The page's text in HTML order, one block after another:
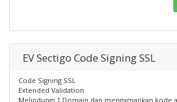
EV Sectigo Code Signing SSL
Code Signing SSL
Extended Validation
Melindungi 1 Domain dan mengamankan kode